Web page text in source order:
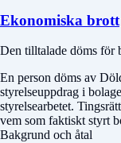
Ekonomiska brott
Den tilltalade döms för
En person döms av
styrelseuppdrag i
styrelsearbetet.
vem som faktiskt styrt
Bakgrund och åtal